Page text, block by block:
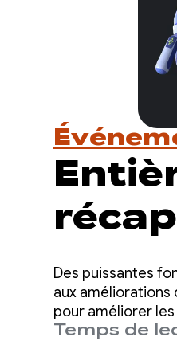
Des puissantes
aux améliorations
pour améliorer
et à fort impact
Temps de